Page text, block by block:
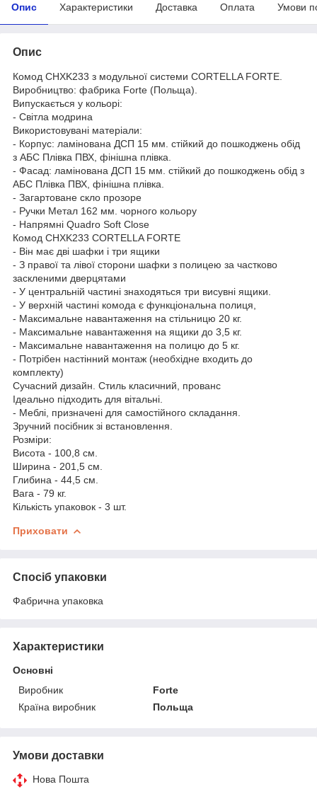
Опис Характеристики Доставка Оплата Умови
Опис
Комод CHXK233 з модульної системи CORTELLA FORTE.
Виробництво: фабрика Forte (Польща).
Випускається у кольорі:
- Світла модрина
Використовувані матеріали:
- Корпус: ламінована ДСП 15 мм. стійкий до пошкоджень обід
з АБС Плівка ПВХ, фінішна плівка.
- Фасад: ламінована ДСП 15 мм. стійкий до пошкоджень обід з
АБС Плівка ПВХ, фінішна плівка.
- Загартоване скло прозоре
- Ручки Метал 162 мм. чорного кольору
- Напрямні Quadro Soft Close
Комод CHXK233 CORTELLA FORTE
- Він має дві шафки і три ящики
- З правої та лівої сторони шафки з полицею за частково
заскленими дверцятами
- У центральній частині знаходяться три висувні ящики.
- У верхній частині комода є функціональна полиця,
- Максимальне навантаження на стільницю 20 кг.
- Максимальне навантаження на ящики до 3,5 кг.
- Максимальне навантаження на полицю до 5 кг.
- Потрібен настінний монтаж (необхідне входить до
комплекту)
Сучасний дизайн. Стиль класичний, прованс
Ідеально підходить для вітальні.
- Меблі, призначені для самостійного складання.
Зручний посібник зі встановлення.
Розміри:
Висота - 100,8 см.
Ширина - 201,5 см.
Глибина - 44,5 см.
Вага - 79 кг.
Кількість упаковок - 3 шт.
Приховати
Спосіб упаковки
Фабрична упаковка
Характеристики
Основні
Виробник
Forte
Країна виробник
Польща
Умови доставки
Нова Пошта